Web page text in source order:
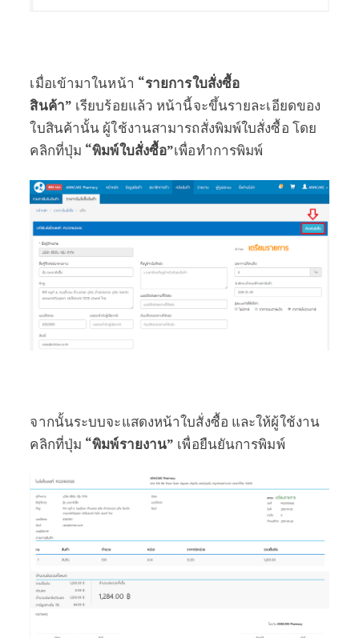
เมื่อเข้ามาในหน้า “รายการใบสั่งซื้อ
สินค้า” เรียบร้อยแล้ว หน้านี้จะขึ้นรายละเอียดของ
ใบสินค้านั้น ผู้ใช้งานสามารถสั่งพิมพ์ใบสั่งซื้อ โดย
คลิกที่ปุ่ม “พิมพ์ใบสั่งซื้อ”เพื่อทำการพิมพ์
จากนั้นระบบจะแสดงหน้าใบสั่งซื้อ และให้ผู้ใช้งาน
คลิกที่ปุ่ม “พิมพ์รายงาน” เพื่อยืนยันการพิมพ์